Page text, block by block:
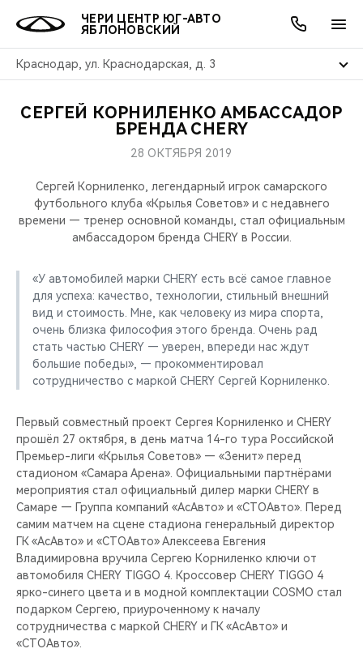
ЧЕРИ ЦЕНТР ЮГ-АВТО
ЯБЛОНОВСКИЙ
Краснодар, ул. Краснодарская, д. 3
МОДЕЛИ
КРОССОВЕРЫ
НОВИНКИ
ПОКУПАТЕЛЯМ
КРЕДИТ И СТРАХОВАНИЕ
ВЛАДЕЛЬЦАМ
ЗАПЧАСТИ И АКСЕССУАРЫ
ПОДДЕРЖКА
CHERY CONNECT
МИР CHERY
О БРЕНДЕ
CHERY В СОЦСЕТЯХ
ЛЮДИ CHERY
БЛАГОТВОРИТЕЛЬНОСТЬ
CHERY REMOTE
НАШИ МЕРОПРИЯТИЯ
ВИДЕООБЗОРЫ
CHERY ДЛЯ ДЕТЕЙ
АКЦИИ
ОНЛАЙН СЕРВИСЫ
КРЕДИТ
О КОМПАНИИ
МЫ В СОЦСЕТЯХ
СЕРГЕЙ КОРНИЛЕНКО АМБАССАДОР
БРЕНДА CHERY
28 ОКТЯБРЯ 2019
Сергей Корниленко, легендарный игрок самарского
футбольного клуба «Крылья Советов» и с недавнего
времени — тренер основной команды, стал официальным
амбассадором бренда CHERY в России.
«У автомобилей марки CHERY есть всё самое главное
для успеха: качество, технологии, стильный внешний
вид и стоимость. Мне, как человеку из мира спорта,
очень близка философия этого бренда. Очень рад
стать частью CHERY — уверен, впереди нас ждут
большие победы», — прокомментировал
сотрудничество с маркой CHERY Сергей Корниленко.
Первый совместный проект Сергея Корниленко и CHERY
прошёл 27 октября, в день матча 14-го тура Российской
Премьер-лиги «Крылья Советов» — «Зенит» перед
стадионом «Самара Арена». Официальными партнёрами
мероприятия стал официальный дилер марки CHERY в
Самаре — Группа компаний «АсАвто» и «СТОАвто». Перед
самим матчем на сцене стадиона генеральный директор
ГК «АсАвто» и «СТОАвто» Алексеева Евгения
Владимировна вручила Сергею Корниленко ключи от
автомобиля CHERY TIGGO 4. Кроссовер CHERY TIGGO 4
ярко-синего цвета и в модной комплектации COSMO стал
подарком Сергею, приуроченному к началу
сотрудничества с маркой CHERY и ГК «АсАвто» и
«СТОАвто».